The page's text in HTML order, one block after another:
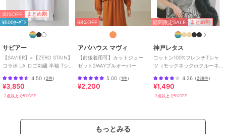
30%OFF まとめ割
¥500ｸｰﾎﾟﾝ
サビアー
【SAVIER】×【ZERO STAIN】
コラボ LA ロゴ刺繍 半袖 Tシ
4.50 （2件）
¥3,850
2点以上で5%OFF
68%OFF
アバハウス マヴィ
【前後着用可】カットジョー
ゼット2WAYプルオーバー
5.00 （1件）
¥2,200
期間限定SALE まとめ割
神戸レタス
コットン100%フレンチTシャ
ツ（モックネックorクルーネ
4.26（238件）
¥1,490
2点以上で5%OFF
もっとみる